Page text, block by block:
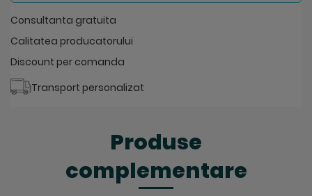
Consultanta gratuita
Calitatea producatorului
Discount per comanda
Transport personalizat
Produse
complementare